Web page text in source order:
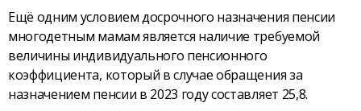
Ещё одним условием досрочного назначения пенсии
многодетным мамам является наличие требуемой
величины индивидуального пенсионного
коэффициента, который в случае обращения за
назначением пенсии в 2023 году составляет 25,8.